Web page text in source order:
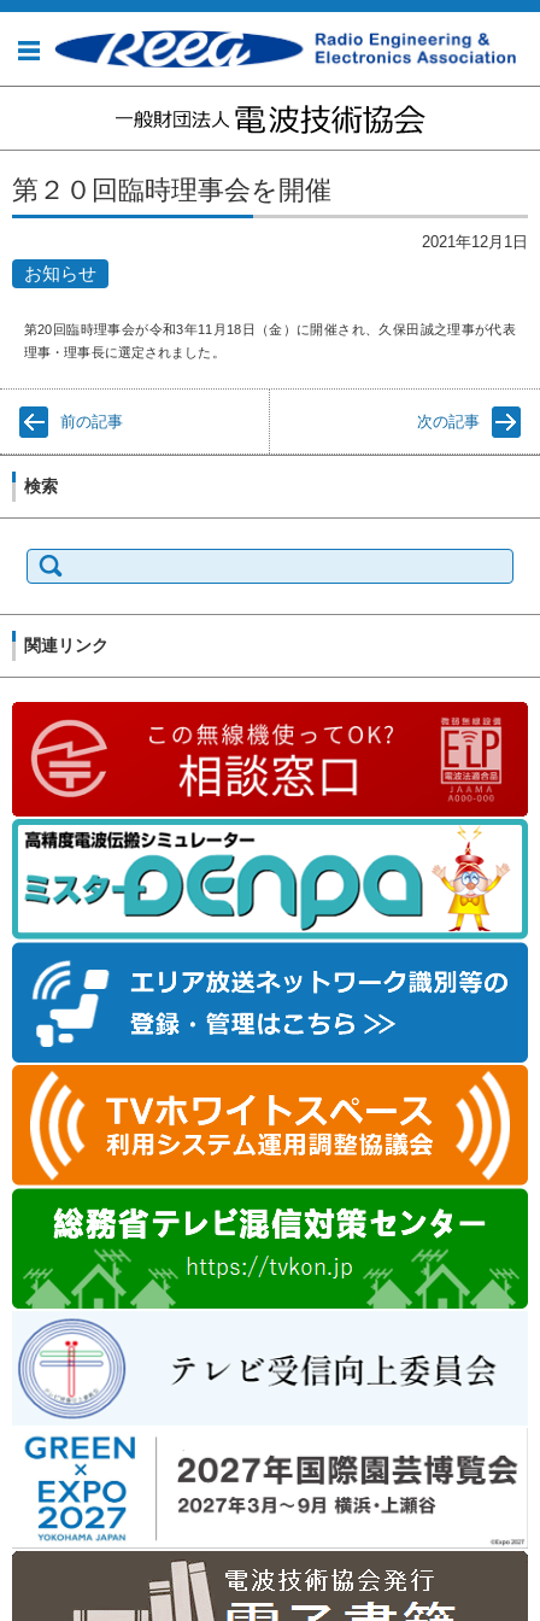
コンテンツに移動
第２０回臨時理事会を開催
2021年12月1日
お知らせ
第20回臨時理事会が令和3年11月18日（金）に開催され、久保田誠之理事が代表
理事・理事長に選定されました。
前の記事 次の記事
検索
索:
関連リンク